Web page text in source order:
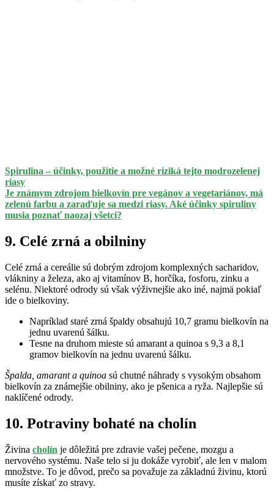
Spirulina – účinky, použitie a možné riziká tejto modrozelenej
riasy
Je známym zdrojom bielkovín pre vegánov a vegetariánov, má
zelenú farbu a zaraďuje sa medzi riasy. Aké účinky spiruliny
musia poznať naozaj všetci?
9. Celé zrná a obilniny
Celé zrná a cereálie sú dobrým zdrojom komplexných sacharidov,
vlákniny a železa, ako aj vitamínov B, horčíka, fosforu, zinku a
selénu. Niektoré odrody sú však výživnejšie ako iné, najmä pokiaľ
ide o bielkoviny.
Napríklad staré zrná špaldy obsahujú 10,7 gramu bielkovín na
jednu uvarenú šálku.
Tesne na druhom mieste sú amarant a quinoa s 9,3 a 8,1
gramov bielkovín na jednu uvarenú šálku.
Špalda, amarant a quinoa sú chutné náhrady s vysokým obsahom
bielkovín za známejšie obilniny, ako je pšenica a ryža. Najlepšie sú
naklíčené odrody.
10. Potraviny bohaté na cholín
Živina cholín je dôležitá pre zdravie vašej pečene, mozgu a
nervového systému. Naše telo si ju dokáže vyrobiť, ale len v malom
množstve. To je dôvod, prečo sa považuje za základnú živinu, ktorú
musíte získať zo stravy.